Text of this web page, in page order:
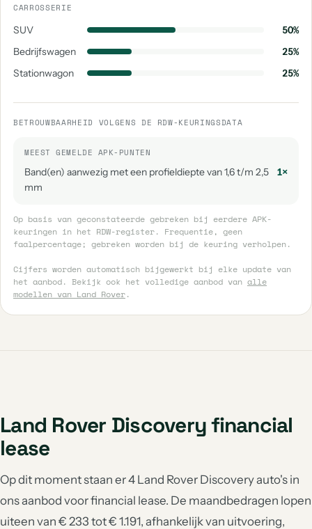
CARROSSERIE
SUV
50%
Bedrijfswagen
25%
Stationwagon
25%
BETROUWBAARHEID VOLGENS DE RDW-KEURINGSDATA
MEEST GEMELDE APK-PUNTEN
Band(en) aanwezig met een profieldiepte van 1,6 t/m 2,5
mm
1×
Op basis van geconstateerde gebreken bij eerdere APK-
keuringen in het RDW-register. Frequentie, geen
faalpercentage; gebreken worden bij de keuring verholpen.
Cijfers worden automatisch bijgewerkt bij elke update van
het aanbod. Bekijk ook het volledige aanbod van alle
modellen van Land Rover.
Land Rover Discovery financial
lease
Op dit moment staan er 4 Land Rover Discovery auto's in
ons aanbod voor financial lease. De maandbedragen lopen
uiteen van € 233 tot € 1.191, afhankelijk van uitvoering,